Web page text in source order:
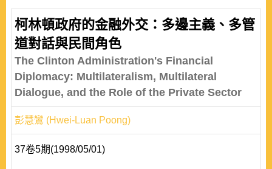
柯林頓政府的金融外交：多邊主義、多管
道對話與民間角色
The Clinton Administration's Financial
Diplomacy: Multilateralism, Multilateral
Dialogue, and the Role of the Private Sector
彭慧鸞 (Hwei-Luan Poong)
37卷5期(1998/05/01)